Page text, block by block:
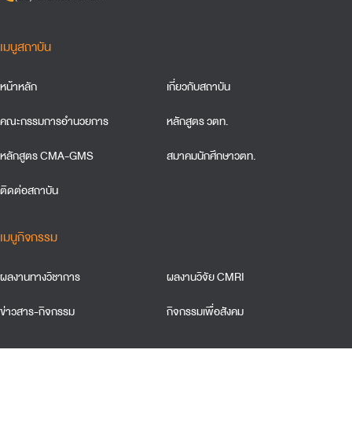
เมนูสถาบัน
หน้าหลัก
เกี่ยวกับสถาบัน
คณะกรรมการอำนวยการ
หลักสูตร วตท.
หลักสูตร CMA-GMS
สมาคมนักศึกษาวตท.
ติดต่อสถาบัน
เมนูกิจกรรม
ผลงานทางวิชาการ
ผลงานวิจัย CMRI
ข่าวสาร-กิจกรรม
กิจกรรมเพื่อสังคม